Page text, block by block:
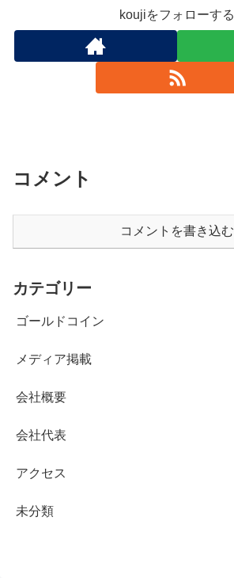
koujiをフォローする
コメント
コメントを書き込む
カテゴリー
ゴールドコイン
メディア掲載
会社概要
会社代表
アクセス
未分類